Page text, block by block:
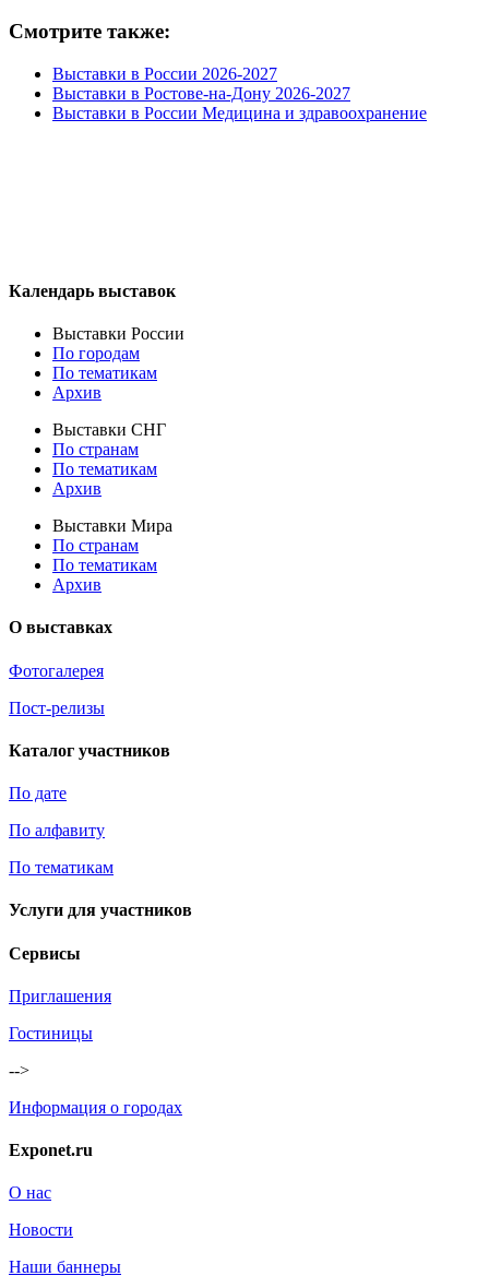
Смотрите также:
Выставки в России 2026-2027
Выставки в Ростове-на-Дону 2026-2027
Выставки в России Медицина и здравоохранение
Календарь выставок
Выставки России
По городам
По тематикам
Архив
Выставки СНГ
По странам
По тематикам
Архив
Выставки Мира
По странам
По тематикам
Архив
О выставках
Фотогалерея
Пост-релизы
Каталог участников
По дате
По алфавиту
По тематикам
Услуги для участников
Сервисы
Приглашения
Гостиницы
-->
Информация о городах
Exponet.ru
О нас
Новости
Наши баннеры